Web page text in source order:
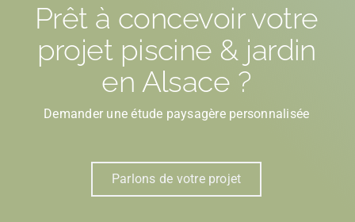
Prêt à concevoir votre
projet piscine & jardin
en Alsace ?
Demander une étude paysagère personnalisée
Parlons de votre projet